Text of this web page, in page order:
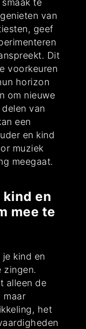
te
van
geef
Dit
voorkeuren
horizon
om nieuwe
van
een
en kind
muziek
meegaat.
en
mee te
kind en
zingen.
alleen de
maar
het